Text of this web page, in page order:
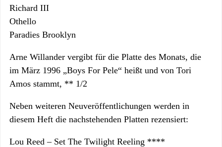
Richard III
Othello
Paradies Brooklyn
Arne Willander vergibt für die Platte des Monats, die
im März 1996 „Boys For Pele“ heißt und von Tori
Amos stammt, ** 1/2
Neben weiteren Neuveröffentlichungen werden in
diesem Heft die nachstehenden Platten rezensiert:
Lou Reed – Set The Twilight Reeling ****